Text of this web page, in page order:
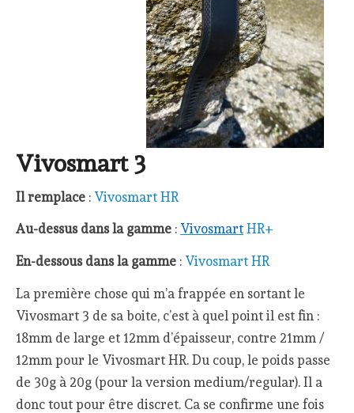
Vivosmart 3
Il remplace : Vivosmart HR
Au-dessus dans la gamme : Vivosmart HR+
En-dessous dans la gamme : Vivosmart HR
La première chose qui m’a frappée en sortant le
Vivosmart 3 de sa boite, c’est à quel point il est fin :
18mm de large et 12mm d’épaisseur, contre 21mm /
12mm pour le Vivosmart HR. Du coup, le poids passe
de 30g à 20g (pour la version medium/regular). Il a
donc tout pour être discret. Ca se confirme une fois